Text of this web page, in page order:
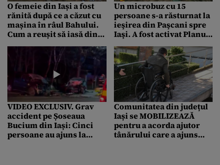
O femeie din Iași a fost
rănită după ce a căzut cu
mașina în râul Bahului.
Cum a reușit să iasă din
sosirea pompierilor
Un microbuz cu 15
persoane s-a răsturnat la
ieşirea din Paşcani spre
Iaşi. A fost activat Planul
fost duse la spital
VIDEO EXCLUSIV. Grav
accident pe Șoseaua
Bucium din Iași: Cinci
persoane au ajuns la
Comunitatea din județul
Iași se MOBILIZEAZĂ
pentru a acorda ajutor
tânărului care a ajuns